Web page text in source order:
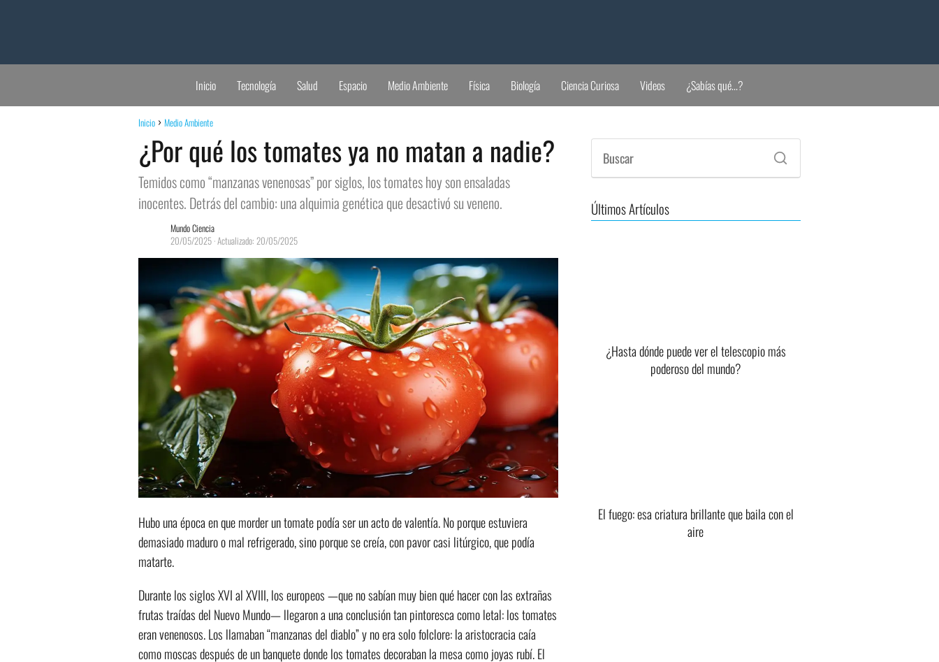
Inicio Tecnología Salud Espacio Medio Ambiente Física Biología Ciencia Curiosa Videos ¿Sabías qué...?
Inicio Medio Ambiente
¿Por qué los tomates ya no matan a nadie?
Temidos como “manzanas venenosas” por siglos, los tomates hoy son ensaladas
inocentes. Detrás del cambio: una alquimia genética que desactivó su veneno.
Mundo Ciencia
20/05/2025 · Actualizado: 20/05/2025
Hubo una época en que morder un tomate podía ser un acto de valentía. No porque estuviera
demasiado maduro o mal refrigerado, sino porque se creía, con pavor casi litúrgico, que podía
matarte.
Durante los siglos XVI al XVIII, los europeos —que no sabían muy bien qué hacer con las extrañas
frutas traídas del Nuevo Mundo— llegaron a una conclusión tan pintoresca como letal: los tomates
eran venenosos. Los llamaban “manzanas del diablo” y no era solo folclore: la aristocracia caía
como moscas después de un banquete donde los tomates decoraban la mesa como joyas rubí. El
Últimos Artículos
¿Hasta dónde puede ver el telescopio más
poderoso del mundo?
El fuego: esa criatura brillante que baila con el
aire